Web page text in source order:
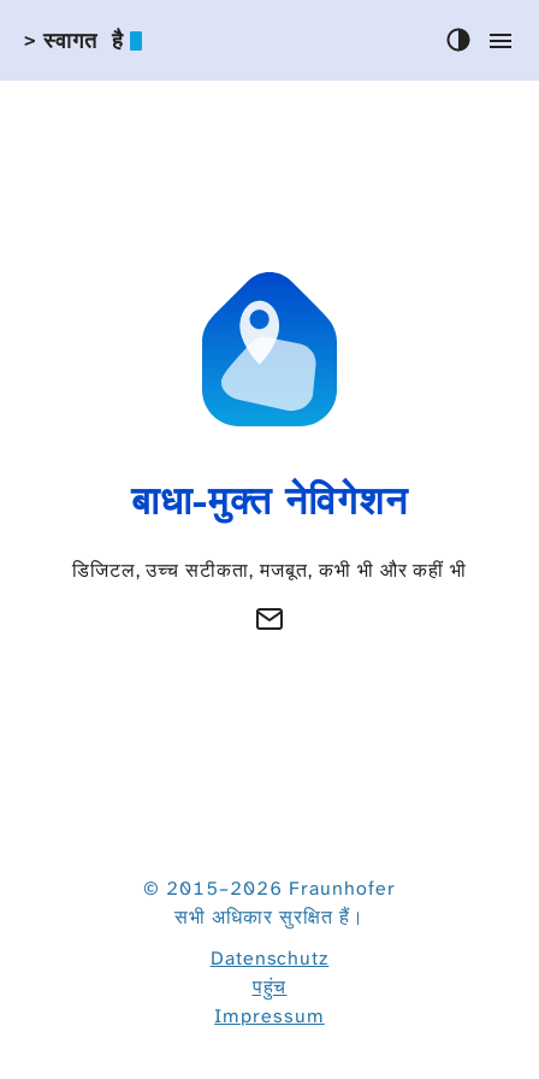
> स्वागत है
बाधा-मुक्त नेविगेशन
डिजिटल, उच्च सटीकता, मजबूत, कभी भी और कहीं भी
© 2015–2026 Fraunhofer
सभी अधिकार सुरक्षित हैं।
Datenschutz
पहुंच
Impressum